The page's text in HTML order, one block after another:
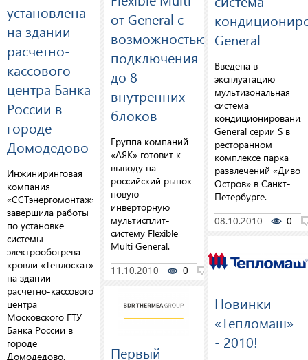
установлена
на здании
расчетно-
кассового
центра Банка
России в
городе
Домодедово
Инжиниринговая
компания
«ССТэнергомонтаж»
завершила работы
по установке
системы
электрообогрева
кровли «Теплоскат»
на здании
расчетно-кассового
центра
Московского ГТУ
Банка России в
городе
Домодедово.
от General с
возможностью
подключения
до 8
внутренних
блоков
Группа компаний
«АЯК» готовит к
выводу на
российский рынок
новую
инверторную
мультисплит-
систему Flexible
Multi General.
11.10.2010
0 0
Первый
General
Введена в
эксплуатацию
мультизональная
система
кондиционирования
General серии S в
ресторанном
комплексе парка
развлечений «Диво
Остров» в Санкт-
Петербурге.
08.10.2010
0
Новинки
«Тепломаш»
- 2010!